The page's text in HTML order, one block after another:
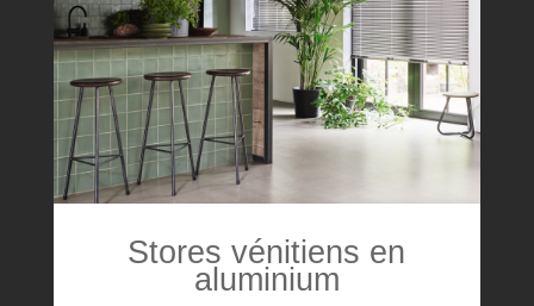
Stores vénitiens en
aluminium